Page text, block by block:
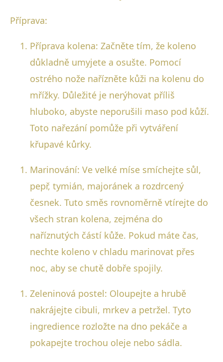
Příprava:
Příprava kolena: Začněte tím, že koleno
důkladně umyjete a osušte. Pomocí
ostrého nože nařízněte kůži na kolenu do
mřížky. Důležité je nerýhovat příliš
hluboko, abyste neporušili maso pod kůží.
Toto nařezání pomůže při vytváření
křupavé kůrky.
Marinování: Ve velké míse smíchejte sůl,
pepř, tymián, majoránek a rozdrcený
česnek. Tuto směs rovnoměrně vtírejte do
všech stran kolena, zejména do
naříznutých částí kůže. Pokud máte čas,
nechte koleno v chladu marinovat přes
noc, aby se chutě dobře spojily.
Zeleninová postel: Oloupejte a hrubě
nakrájejte cibuli, mrkev a petržel. Tyto
ingredience rozložte na dno pekáče a
pokapejte trochou oleje nebo sádla.